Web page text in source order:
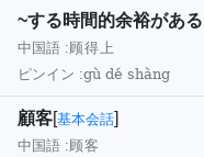
~する時間的余裕がある
中国語 : 顾得上
ピンイン :gù dé shàng
顧客[基本会話]
中国語 : 顾客